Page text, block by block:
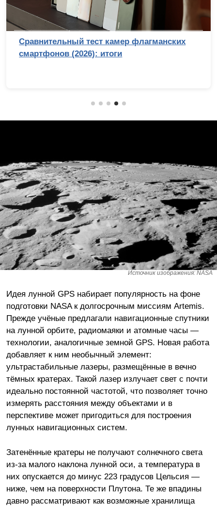
Сравнительный тест камер флагманских
смартфонов (2026): итоги
Источник изображения: NASA
Идея лунной GPS набирает популярность на фоне
подготовки NASA к долгосрочным миссиям Artemis.
Прежде учёные предлагали навигационные спутники
на лунной орбите, радиомаяки и атомные часы —
технологии, аналогичные земной GPS. Новая работа
добавляет к ним необычный элемент:
ультрастабильные лазеры, размещённые в вечно
тёмных кратерах. Такой лазер излучает свет с почти
идеально постоянной частотой, что позволяет точно
измерять расстояния между объектами и в
перспективе может пригодиться для построения
лунных навигационных систем.
Затенённые кратеры не получают солнечного света
из-за малого наклона лунной оси, а температура в
них опускается до минус 223 градусов Цельсия —
ниже, чем на поверхности Плутона. Те же впадины
давно рассматривают как возможные хранилища